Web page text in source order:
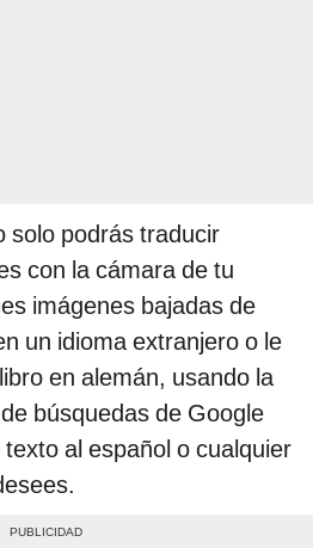
solo podrás traducir
con la cámara de tu
imágenes bajadas de
un idioma extranjero o le
en alemán, usando la
búsquedas de Google
al español o cualquier